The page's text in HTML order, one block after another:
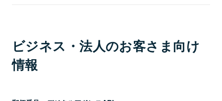
ビジネス・法人のお客さま向け
情報